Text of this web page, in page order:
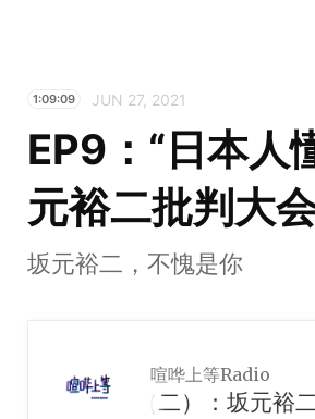
1:09:09 JUN 27, 2021
EP9：“日本人
元裕二批判大
坂元裕二，不愧是你
喧哗上等Radio
的日剧”（二）：坂元裕二批